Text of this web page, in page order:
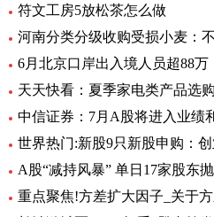
符文工房5放松茶怎么做
6月北京口岸出入境人员超88
天天快看：夏季家电类产品选
中信证券：7月A股将进入业绩
A股“减持风暴” 单日17家股东
重点聚焦!方差扩大因子_关于